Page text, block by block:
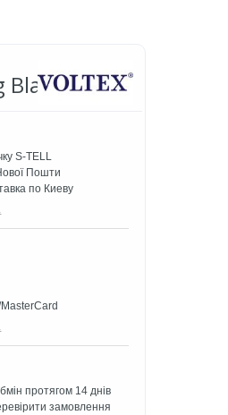
Black
S-TELL
Пошти
по Киеву
протягом 14 днів
замовлення